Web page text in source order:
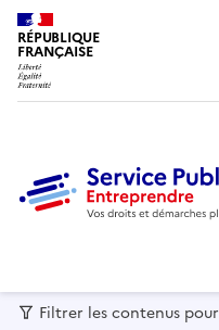
RÉPUBLIQUE
FRANÇAISE
Filtrer les contenus pour